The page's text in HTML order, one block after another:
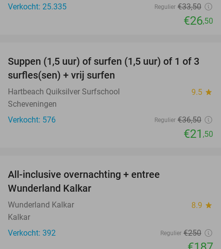
Verkocht: 25.335
Regulier €33,50
€26,50
41%
Suppen (1,5 uur) of surfen (1,5 uur) of 1 of 3
surfles(sen) + vrij surfen
Hartbeach Quiksilver Surfschool 9.5 star
Scheveningen
Verkocht: 576
Regulier €36,50
€21 ,50
All-inclusive overnachting + entree
Wunderland Kalkar
Wunderland Kalkar 8.9 star
Kalkar
Verkocht: 392
Regulier €250